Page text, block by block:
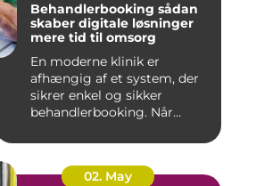
Behandlerbooking sådan
skaber digitale løsninger
mere tid til omsorg
En moderne klinik er
afhængig af et system, der
sikrer enkel og sikker
behandlerbooking. Når
02. May